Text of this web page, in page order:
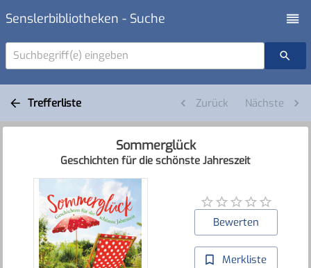
Senslerbibliotheken - Suche
Suchbegriff(e) eingeben
Trefferliste Zurück Nächste
Sommerglück
Geschichten für die schönste Jahreszeit
Bewerten
Merkliste